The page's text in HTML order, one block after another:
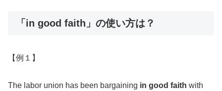
「in good faith」の使い方は？
【例１】
The labor union has been bargaining in good faith with